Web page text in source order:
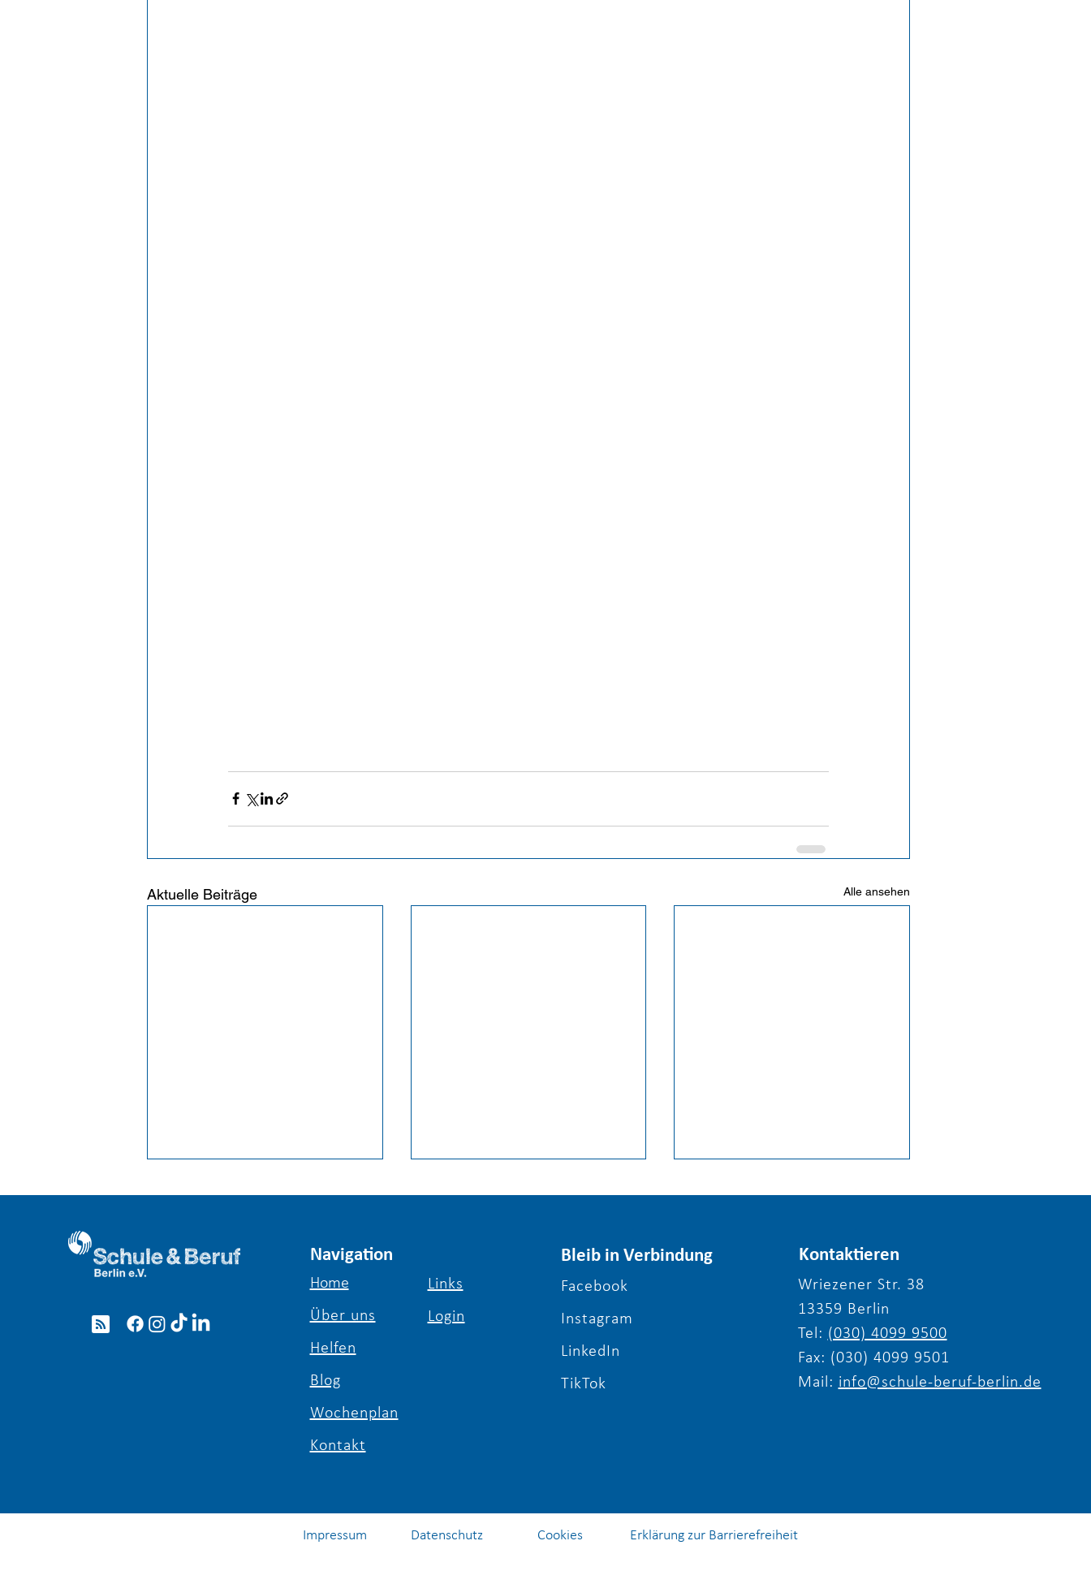
Aktuelle Beiträge Alle ansehen
Girls’ & Boys’ Day 2026: Ein
voller Erfolg für die
Berufsorientierung in Berlin
Schulabschluss nachholen
gestalten: Der alternative
Herzliche Einladung zum
Sommerfest 2026 von
Schule & Beruf Berlin e.V.
Navigation
Home
Über uns
Helfen
Blog
Wochenplan
Kontakt
Links
Login
Bleib in Verbindung
Facebook
Instagram
LinkedIn
TikTok
Kontaktieren
Wriezener Str. 38
13359 Berlin
Tel: (030) 4099 9500
Fax: (030) 4099 9501
Mail: info@schule-beruf-berlin.de
Impressum Datenschutz Cookies Erklärung zur Barrierefreiheit